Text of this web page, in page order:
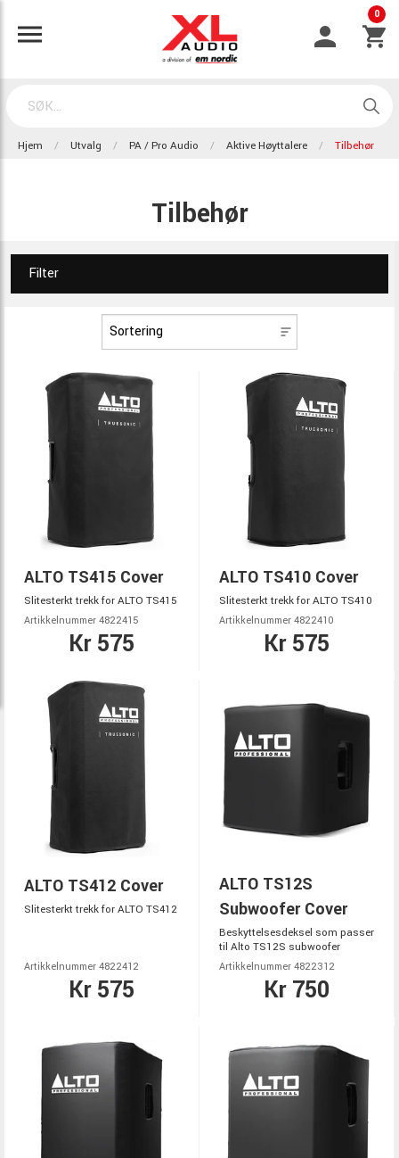
0
Hjem Utvalg PA / Pro Audio Aktive Høyttalere Tilbehør
Tilbehør
Filter
ALTO TS415 Cover
Slitesterkt trekk for ALTO TS415
Artikkelnummer 4822415
Kr 575
ALTO TS410 Cover
Slitesterkt trekk for ALTO TS410
Artikkelnummer 4822410
Kr 575
ALTO TS412 Cover
Slitesterkt trekk for ALTO TS412
Artikkelnummer 4822412
Kr 575
ALTO TS12S
Subwoofer Cover
Beskyttelsesdeksel som passer
til Alto TS12S subwoofer
Artikkelnummer 4822312
Kr 750